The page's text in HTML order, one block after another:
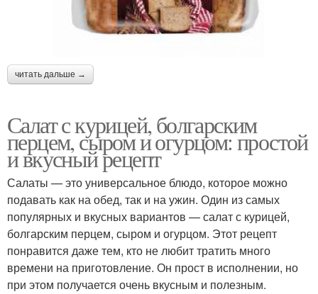
читать дальше →
Салат с курицей, болгарским
перцем, сыром и огурцом: простой
и вкусный рецепт
Салаты — это универсальное блюдо, которое можно
подавать как на обед, так и на ужин. Один из самых
популярных и вкусных вариантов — салат с курицей,
болгарским перцем, сыром и огурцом. Этот рецепт
понравится даже тем, кто не любит тратить много
времени на приготовление. Он прост в исполнении, но
при этом получается очень вкусным и полезным.